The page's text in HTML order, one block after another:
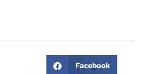
Facebook